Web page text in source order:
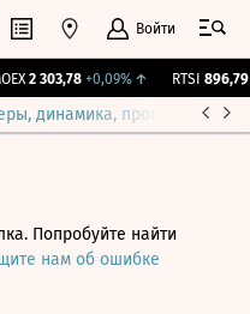
Войти
2 303,78 +0,09%↑ RTSI 896,79
динамика, прогнозы
Попробуйте найти
нам об ошибке